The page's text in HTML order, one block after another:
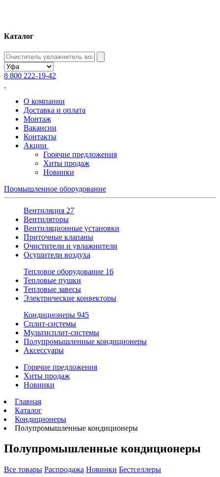
Каталог
8 800 222-19-42
О компании
Доставка и оплата
Монтаж
Вакансии
Контакты
Акции
Горячие предложения
Хиты продаж
Новинки
Промышленное оборудование
Вентиляция 27
Вентиляторы
Вентиляционные установки
Приточные клапаны
Очистители и увлажнители
Осушители воздуха
Тепловое оборудование 16
Тепловые пушки
Тепловые завесы
Электрические конвекторы
Кондиционеры 945
Сплит-системы
Мультисплит-системы
Полупромышленные кондиционеры
Аксессуары
Горячие предложения
Хиты продаж
Новинки
Главная
Каталог
Кондиционеры
Полупромышленные кондиционеры
Полупромышленные кондиционеры
Все товары Распродажа Новинки Бестселлеры